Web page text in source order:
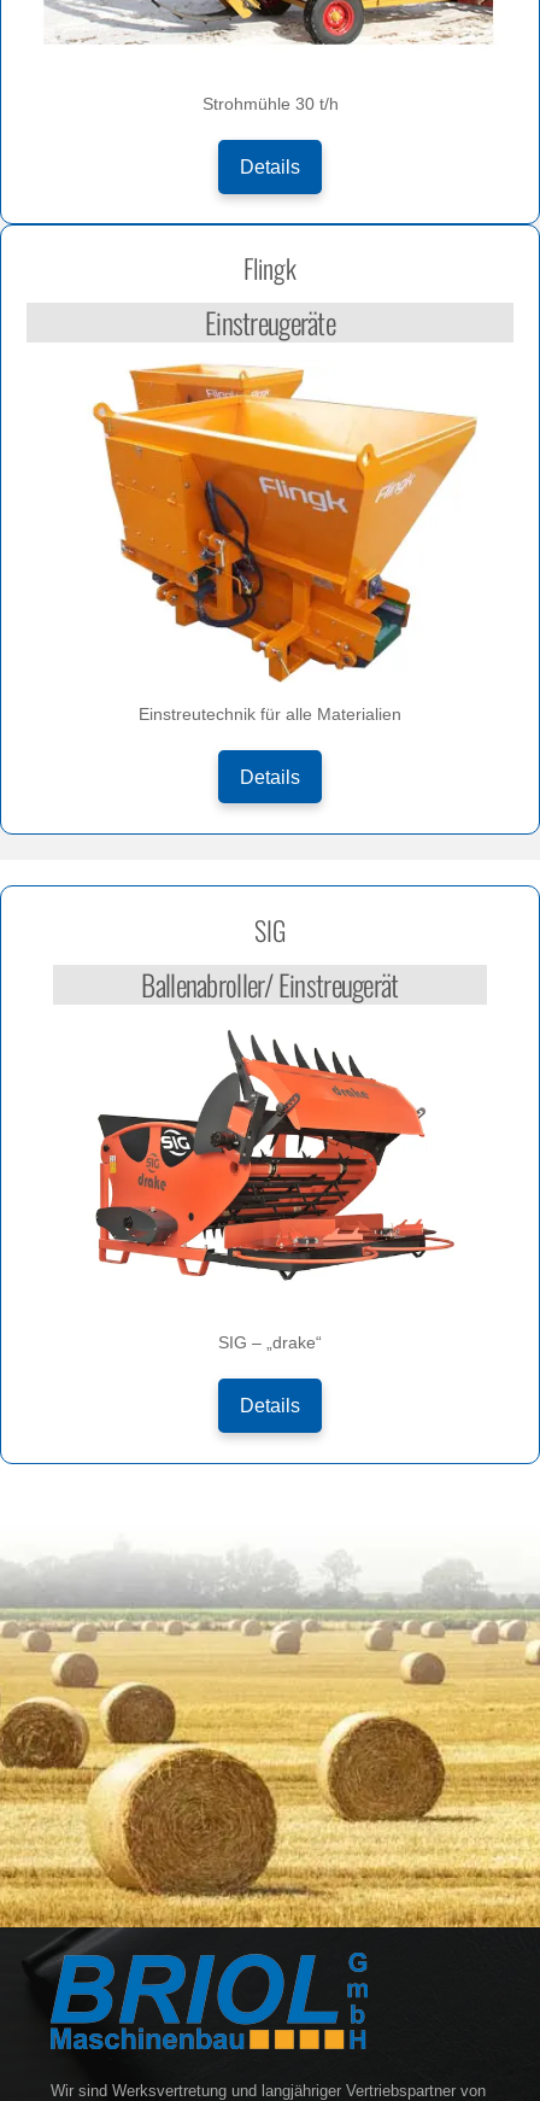
Strohmühle 30 t/h
Details
Flingk
Einstreugeräte
Einstreutechnik für alle Materialien
Details
SIG
Ballenabroller/ Einstreugerät
SIG – „drake“
Details
Wir sind Werksvertretung und langjähriger Vertriebspartner von